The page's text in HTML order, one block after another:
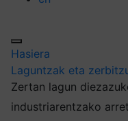
Hasiera
Laguntzak eta
Zertan lagun
industriarentzako